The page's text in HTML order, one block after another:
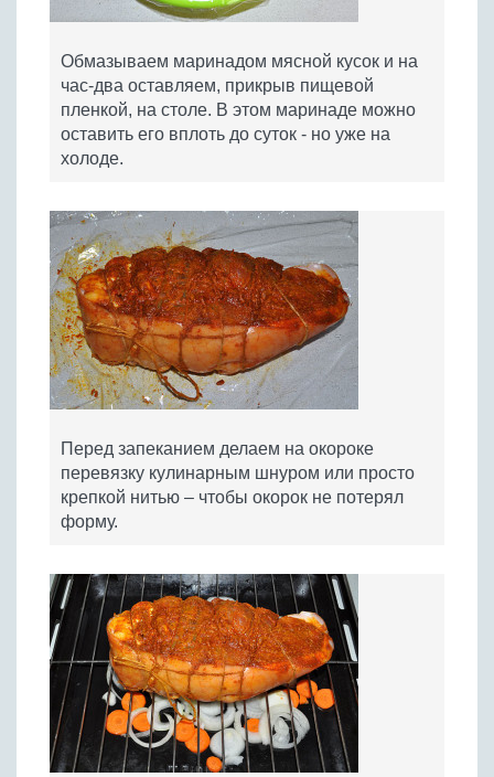
Обмазываем маринадом мясной кусок и на
час-два оставляем, прикрыв пищевой
пленкой, на столе. В этом маринаде можно
оставить его вплоть до суток - но уже на
холоде.
Перед запеканием делаем на окороке
перевязку кулинарным шнуром или просто
крепкой нитью – чтобы окорок не потерял
форму.